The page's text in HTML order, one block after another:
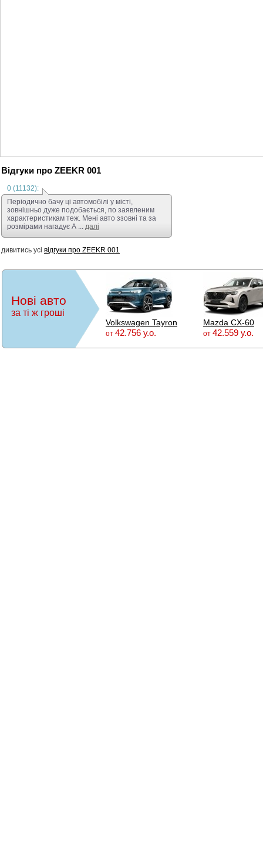
Відгуки про ZEEKR 001
0 (11132):
Періодично бачу ці автомобілі у місті,
зовнішньо дуже подобається, по заявленим
характеристикам теж. Мені авто ззовні та за
розмірами нагадує A ... далі
дивитись усі відгуки про ZEEKR 001
Нові авто
за ті ж гроші
Volkswagen Tayron
от 42.756 у.о.
Mazda CX-60
от 42.559 у.о.